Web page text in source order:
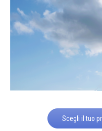
Scegli il tuo